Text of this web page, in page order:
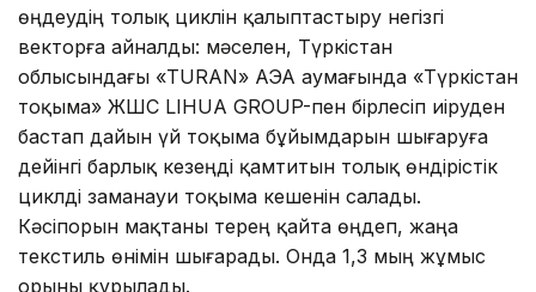
өңдеудің толық циклін қалыптастыру негізгі
векторға айналды: мәселен, Түркістан
облысындағы «TURAN» АЭА аумағында «Түркістан
тоқыма» ЖШС LIHUA GROUP-пен бірлесіп иіруден
бастап дайын үй тоқыма бұйымдарын шығаруға
дейінгі барлық кезеңді қамтитын толық өндірістік
циклді заманауи тоқыма кешенін салады.
Кәсіпорын мақтаны терең қайта өңдеп, жаңа
текстиль өнімін шығарады. Онда 1,3 мың жұмыс
орыны құрылады.